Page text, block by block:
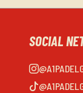
SOCIAL